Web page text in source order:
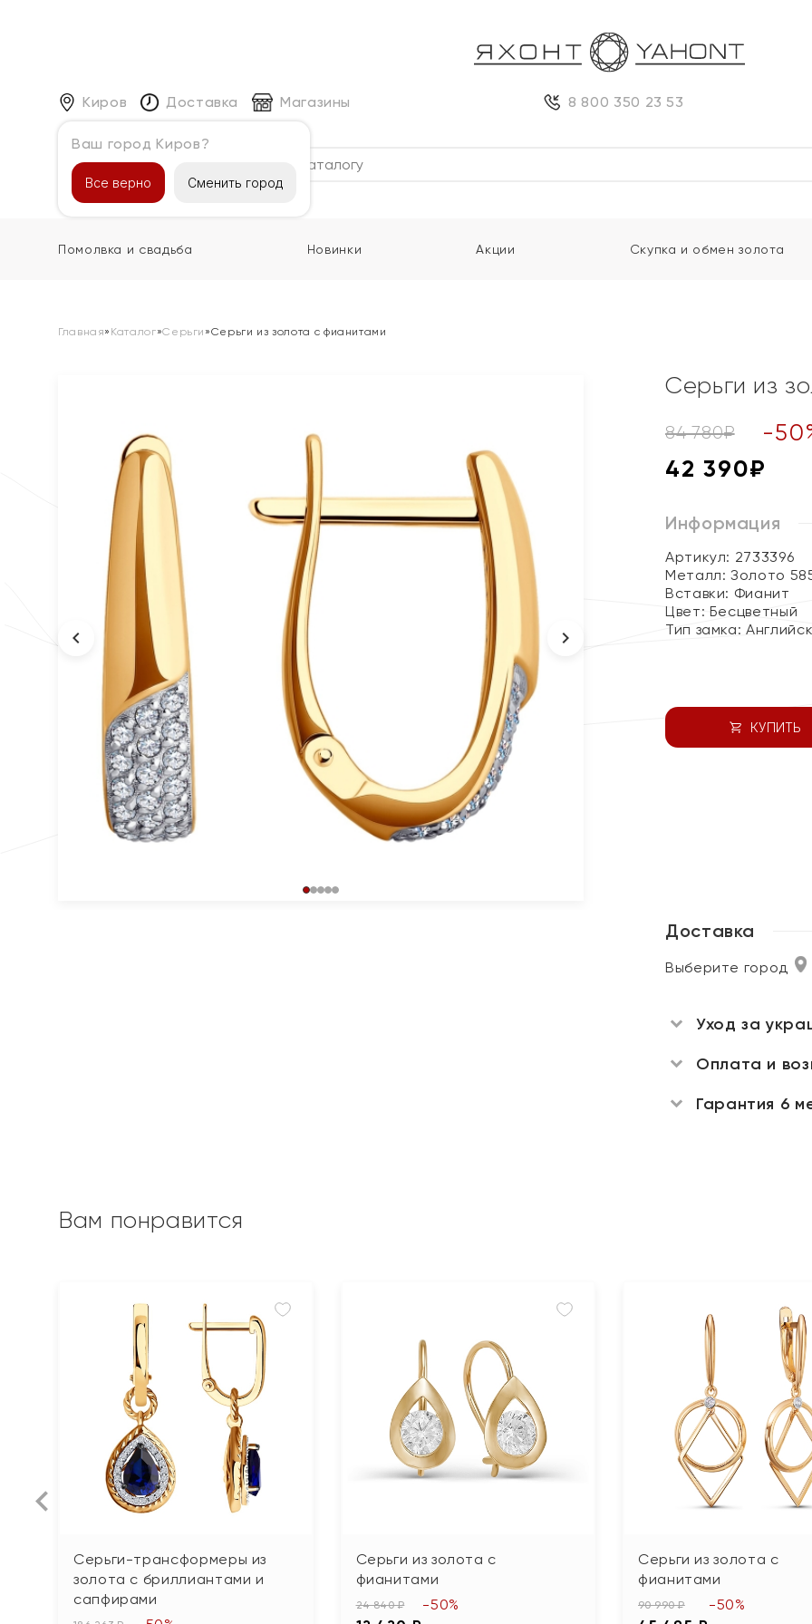
Киров
Ваш город Киров?
Все верно Сменить город
Доставка Магазины 8 800 350 23 53
Каталог
Помолвка и свадьба Новинки Акции Скупка и обмен золота
Главная» Каталог»Серьги »Серьги из золота с фианитами
Серьги из
84 780₽ -50
42 390₽
Информация
Артикул: 2733396
Металл:Золото
Вставки: Фианит
Цвет: Бесцветный
Тип замка:
КУПИТЬ
Доставка
Выберите город
Уход за
Оплата и
Гарантия 6
Вам понравится
Серьги-трансформеры из
золота с бриллиантами и
сапфирами
Серьги из золота с
фианитами
24 840 ₽ -50%
Серьги из золота с
фианитами
90 990 ₽ -50%